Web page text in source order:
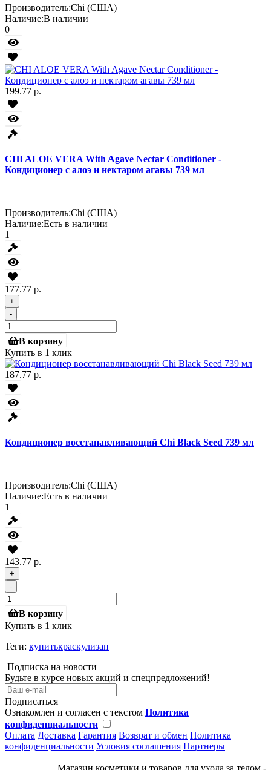
Производитель:Chi (США)
Наличие:В наличии
0
199.77 р.
CHI ALOE VERA With Agave Nectar Conditioner -
Кондиционер с алоэ и нектаром агавы 739 мл
Производитель:Chi (США)
Наличие:Есть в наличии
1
177.77 р.
+
-
В корзину
Купить в 1 клик
187.77 р.
Кондиционер восстанавливающий Chi Black Seed 739 мл
Производитель:Chi (США)
Наличие:Есть в наличии
1
143.77 р.
+
-
В корзину
Купить в 1 клик
Теги: купитькраскулизап
Подписка на новости
Будьте в курсе новых акций и спецпредложений!
Подписаться
Ознакомлен и согласен с текстом Политика
конфиденциальности
Оплата Доставка Гарантия Возврат и обмен Политика
конфиденциальности Условия соглашения Партнеры
Магазин косметики и товаров для ухода за телом -